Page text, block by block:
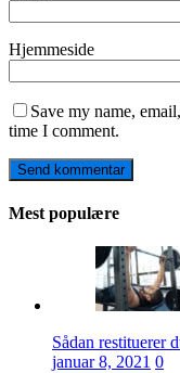
Hjemmeside
Save my name,
time I comment.
Mest populære
Sådan restituerer
januar 8, 2021 0